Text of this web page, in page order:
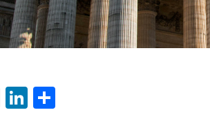
EmailLinkedIn